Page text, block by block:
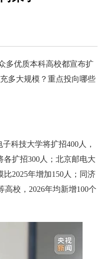
多优质本科高校都宣布扩
多大规模？重点投向哪些
科技大学将扩招400人，
扩招300人；北京邮电大
2025年增加150人；同济
校，2026年均新增100个